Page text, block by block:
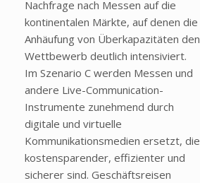
Nachfrage nach Messen auf die
kontinentalen Märkte, auf denen die
Anhäufung von Überkapazitäten den
Wettbewerb deutlich intensiviert.
Im Szenario C werden Messen und
andere Live-Communication-
Instrumente zunehmend durch
digitale und virtuelle
Kommunikationsmedien ersetzt, die
kostensparender, effizienter und
sicherer sind. Geschäftsreisen